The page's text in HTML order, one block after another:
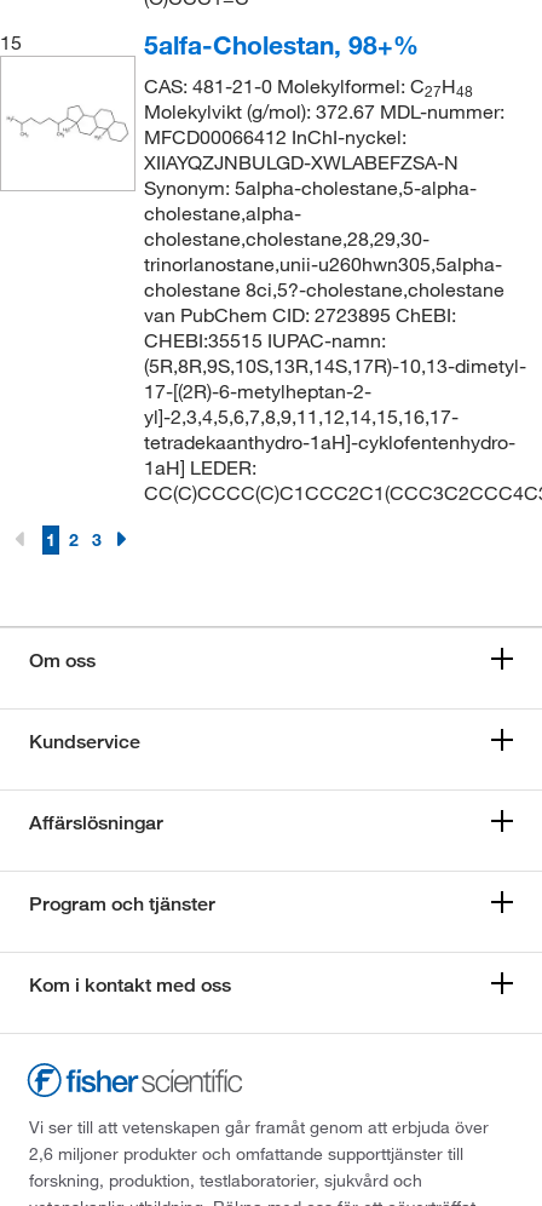
15
5alfa-Cholestan, 98+%
CAS: 481-21-0 Molekylformel: C27H48
Molekylvikt (g/mol): 372.67 MDL-nummer:
MFCD00066412 InChI-nyckel:
XIIAYQZJNBULGD-XWLABEFZSA-N
Synonym: 5alpha-cholestane,5-alpha-
cholestane,alpha-
cholestane,cholestane,28,29,30-
trinorlanostane,unii-u260hwn305,5alpha-
cholestane 8ci,5?-cholestane,cholestane
van PubChem CID: 2723895 ChEBI:
CHEBI:35515 IUPAC-namn:
(5R,8R,9S,10S,13R,14S,17R)-10,13-dimetyl-
17-[(2R)-6-metylheptan-2-
yl]-2,3,4,5,6,7,8,9,11,12,14,15,16,17-
tetradekaanthydro-1aH]-cyklofentenhydro-
1aH] LEDER:
1 2 3
Om oss
Kundservice
Affärslösningar
Program och tjänster
Kom i kontakt med oss
Vi ser till att vetenskapen går framåt genom att erbjuda över
2,6 miljoner produkter och omfattande supporttjänster till
forskning, produktion, testlaboratorier, sjukvård och